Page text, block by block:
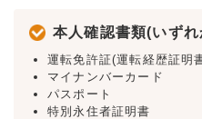
本人確認書類(いず
運転免許証(運転経歴証明
マイナンバーカード
パスポート
特別永住者証明書